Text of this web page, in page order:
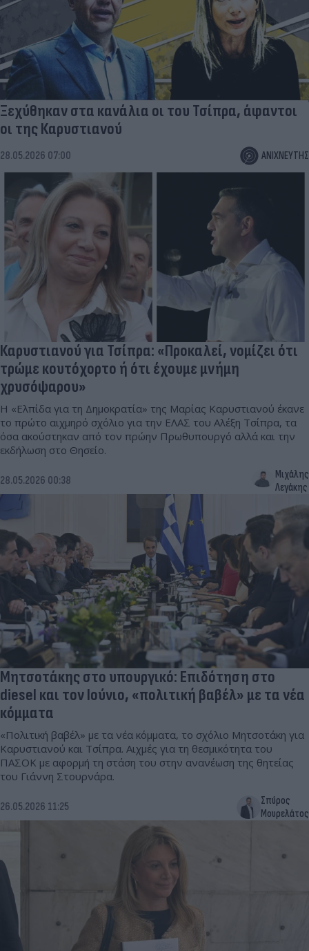
Ξεχύθηκαν στα κανάλια οι του Τσίπρα, άφαντοι
οι της Καρυστιανού
28.05.2026 07:00 ΑΝΙΧΝΕΥΤΗΣ
Καρυστιανού για Τσίπρα: «Προκαλεί, νομίζει ότι
τρώμε κουτόχορτο ή ότι έχουμε μνήμη
χρυσόψαρου»
Η «Ελπίδα για τη Δημοκρατία» της Μαρίας Καρυστιανού έκανε
το πρώτο αιχμηρό σχόλιο για την ΕΛΑΣ του Αλέξη Τσίπρα, τα
όσα ακούστηκαν από τον πρώην Πρωθυπουργό αλλά και την
εκδήλωση στο Θησείο.
28.05.2026 00:38
Μιχάλης
Λεγάκης
Μητσοτάκης στο υπουργικό: Επιδότηση στο
diesel και τον Ιούνιο, «πολιτική βαβέλ» με τα νέα
κόμματα
«Πολιτική βαβέλ» με τα νέα κόμματα, το σχόλιο Μητσοτάκη για
Καρυστιανού και Τσίπρα. Αιχμές για τη θεσμικότητα του
ΠΑΣΟΚ με αφορμή τη στάση του στην ανανέωση της θητείας
του Γιάννη Στουρνάρα.
26.05.2026 11:25
Σπύρος
Μουρελάτος